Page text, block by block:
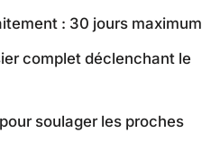
: 30 jours maximum
complet déclenchant le
soulager les proches